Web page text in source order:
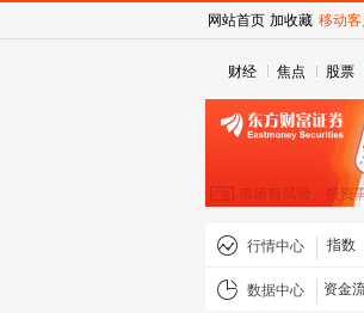
财经 焦点 股票
行情中心 指数
数据中心 资金
网站首页 加收藏 移动